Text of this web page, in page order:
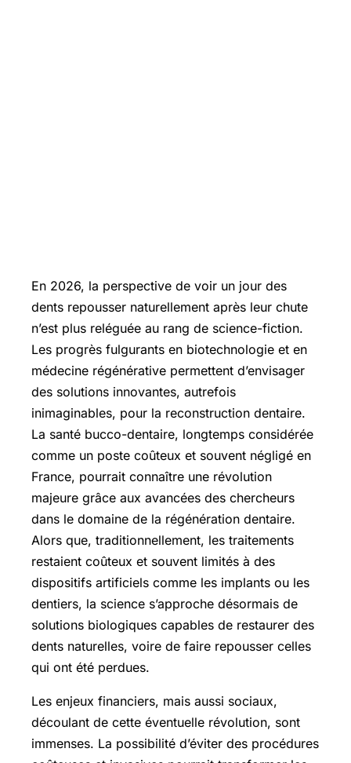
En 2026, la perspective de voir un jour des
dents repousser naturellement après leur chute
n’est plus reléguée au rang de science-fiction.
Les progrès fulgurants en biotechnologie et en
médecine régénérative permettent d’envisager
des solutions innovantes, autrefois
inimaginables, pour la reconstruction dentaire.
La santé bucco-dentaire, longtemps considérée
comme un poste coûteux et souvent négligé en
France, pourrait connaître une révolution
majeure grâce aux avancées des chercheurs
dans le domaine de la régénération dentaire.
Alors que, traditionnellement, les traitements
restaient coûteux et souvent limités à des
dispositifs artificiels comme les implants ou les
dentiers, la science s’approche désormais de
solutions biologiques capables de restaurer des
dents naturelles, voire de faire repousser celles
qui ont été perdues.
Les enjeux financiers, mais aussi sociaux,
découlant de cette éventuelle révolution, sont
immenses. La possibilité d’éviter des procédures